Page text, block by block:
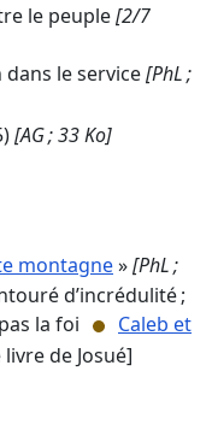
le peuple[2/7
le service[PhL ;
[AG ; 33 Ko]
montagne»[PhL ;
d’incrédulité ;
la foi
Caleb et
de Josué]